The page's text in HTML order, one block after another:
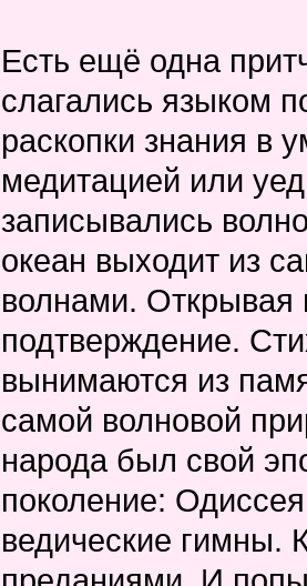
Есть ещё одна
слагались языком
раскопки знания в
медитацией или
записывались
океан выходит из
волнами. Открывая
подтверждение.
вынимаются из
самой волновой
народа был свой
поколение:
ведические гимны.